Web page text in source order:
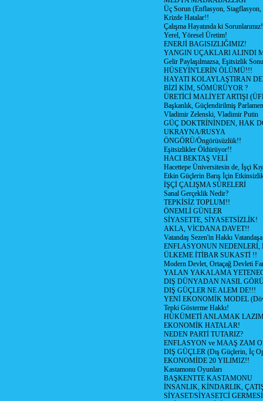
Üç Sorun (Enflasyon, Stagflasyon,
Krizde Hatalar!!
Çalışma Hayatında ki
Yerel, Yöresel Üretim!
ENERJİ BAGISIZLIĞIMIZ!
YANGIN UÇAKLARI ALINDI
Gelir Paylaşılmazsa, Eşitsizlik
HÜSEYİN'LERİN ÖLÜMÜ!!!
HAYATI KOLAYLAŞTIRAN
BİZİ KİM, SÖMÜRÜYOR ?
ÜRETİCİ MALİYET ARTIŞI
Başkanlık, Güçlendirilmiş
Vladimir Zelenski, Vladimir Putin
GÜÇ DOKTRİNİNDEN, HAK
UKRAYNA/RUSYA
ÖNGÖRÜ/Öngörüsüzlük!!
Eşitsizlikler Öldürüyor!!
HACI BEKTAŞ VELİ
Hacettepe Üniversitesin de, İşçi
Etkin Güçlerin Barış İçin
İŞÇİ ÇALIŞMA SÜRELERİ
Sanal Gerçeklik Nedir?
TEPKİSİZ TOPLUM!!
ÖNEMLİ GÜNLER
SİYASETTE, SİYASETSİZLİK!
AKLA, VİCDANA DAVET!!
Vatandaş Sezen'in Hakkı
ENFLASYONUN NEDENLERİ,
ÜLKEME İTİBAR SUKASTİ !!
Modern Devlet, Ortaçağ Devleti
YALAN YAKALAMA
DIŞ DÜNYADAN NASIL
DIŞ GÜÇLER NE ALEM DE!!!
YENİ EKONOMİK MODEL
Tepki Gösterme Hakkı!
HÜKÜMETİ ANLAMAK
EKONOMİK HATALAR!
NEDEN PARTİ TUTARIZ?
ENFLASYON ve MAAŞ ZAM
DIŞ GÜÇLER (Dış Güçlerin, İç
EKONOMİDE 20 YILIMIZ!!
Kastamonu Oyunları
BAŞKENTTE KASTAMONU
İNSANLIK, KİNDARLIK,
SİYASET/SİYASETCİ